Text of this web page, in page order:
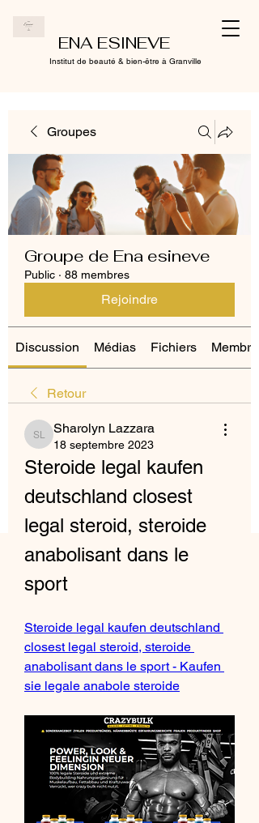
ENA ESINEVE
Institut de beauté & bien-être à Granville
Groupes
Groupe de Ena esineve
Public · 88 membres
Rejoindre
Discussion Médias Fichiers Membres
Retour
Sharolyn Lazzara
Sharolyn Lazzara
18 septembre 2023
Steroide legal kaufen
deutschland closest
legal steroid, steroide
anabolisant dans le
sport
Steroide legal kaufen deutschland
closest legal steroid, steroide
anabolisant dans le sport - Kaufen
sie legale anabole steroide